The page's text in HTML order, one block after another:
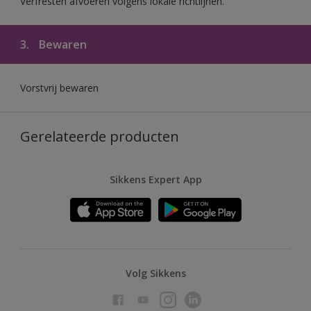
3. Bewaren
Vorstvrij bewaren
Gerelateerde producten
Sikkens Expert App
Volg Sikkens